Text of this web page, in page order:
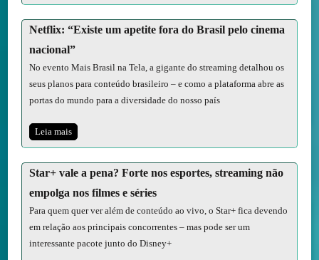
Netflix: “Existe um apetite fora do Brasil pelo cinema
nacional”
No evento Mais Brasil na Tela, a gigante do streaming detalhou os
seus planos para conteúdo brasileiro – e como a plataforma abre as
portas do mundo para a diversidade do nosso país
Leia mais
Star+ vale a pena? Forte nos esportes, streaming não
empolga nos filmes e séries
Para quem quer ver além de conteúdo ao vivo, o Star+ fica devendo
em relação aos principais concorrentes – mas pode ser um
interessante pacote junto do Disney+